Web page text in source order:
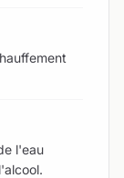
l'eau